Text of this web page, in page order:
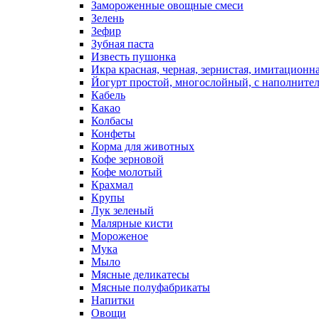
Замороженные овощные смеси
Зелень
Зефир
Зубная паста
Известь пушонка
Икра красная, черная, зернистая,
Йогурт простой, многослойный, с
Кабель
Какао
Колбасы
Конфеты
Корма для животных
Кофе зерновой
Кофе молотый
Крахмал
Крупы
Лук зеленый
Малярные кисти
Мороженое
Мука
Мыло
Мясные деликатесы
Мясные полуфабрикаты
Напитки
Овощи